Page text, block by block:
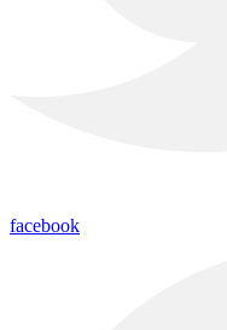
facebook